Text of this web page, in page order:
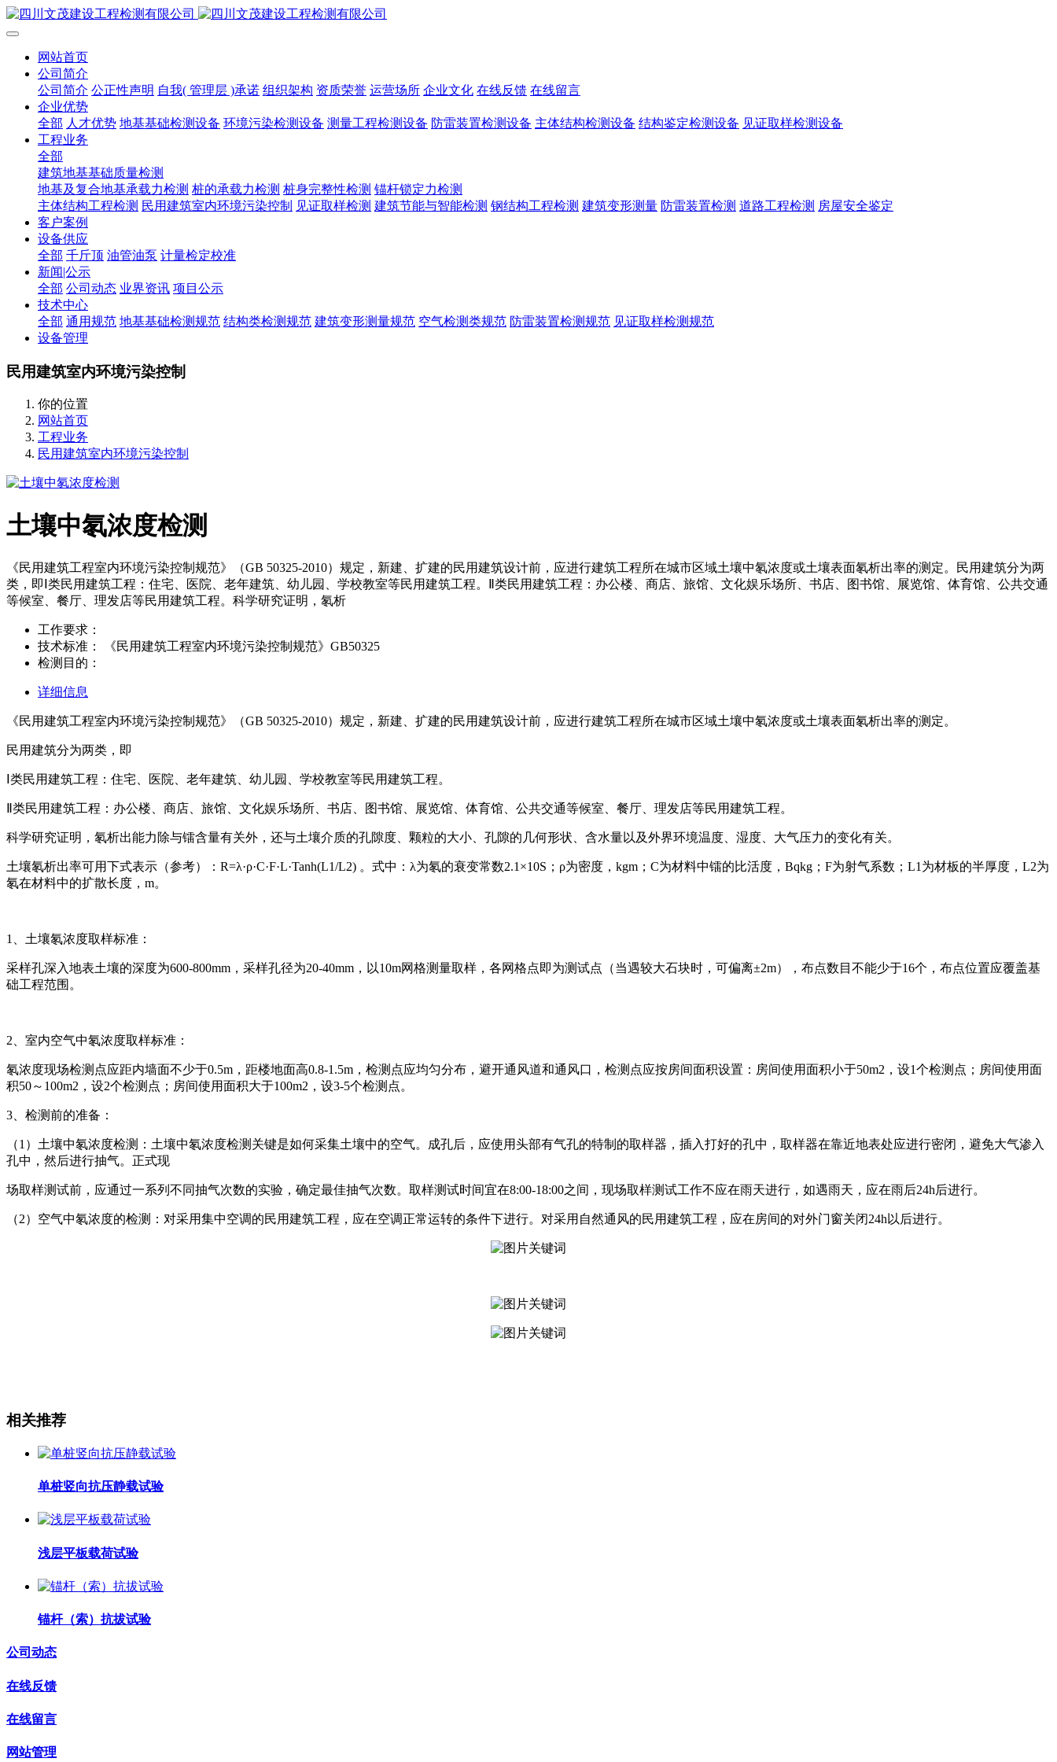
网站首页
公司简介
公司简介 公正性声明 自我( 管理层 )承诺 组织架构 资质荣誉 运营场所 企业文化 在线反馈 在线留言
企业优势
全部 人才优势 地基基础检测设备 环境污染检测设备 测量工程检测设备 防雷装置检测设备 主体结构检测设备 结构鉴定检测设备 见证取样检测设备
工程业务
全部
建筑地基基础质量检测
地基及复合地基承载力检测 桩的承载力检测 桩身完整性检测 锚杆锁定力检测
主体结构工程检测 民用建筑室内环境污染控制 见证取样检测 建筑节能与智能检测 钢结构工程检测 建筑变形测量 防雷装置检测 道路工程检测 房屋安全鉴定
客户案例
设备供应
全部 千斤顶 油管油泵 计量检定校准
新闻|公示
全部 公司动态 业界资讯 项目公示
技术中心
全部 通用规范 地基基础检测规范 结构类检测规范 建筑变形测量规范 空气检测类规范 防雷装置检测规范 见证取样检测规范
设备管理
民用建筑室内环境污染控制
你的位置
网站首页
工程业务
民用建筑室内环境污染控制
土壤中氡浓度检测
《民用建筑工程室内环境污染控制规范》（GB 50325-2010）规定，新建、扩建的民用建筑设计前，应进行建筑工程所在城市区域土壤中氡浓度或土壤表面氡析出率的测定。民用建筑分为两
类，即Ⅰ类民用建筑工程：住宅、医院、老年建筑、幼儿园、学校教室等民用建筑工程。Ⅱ类民用建筑工程：办公楼、商店、旅馆、文化娱乐场所、书店、图书馆、展览馆、体育馆、公共交通
等候室、餐厅、理发店等民用建筑工程。科学研究证明，氡析
工作要求：
技术标准：
《民用建筑工程室内环境污染控制规范》GB50325
检测目的：
详细信息
《民用建筑工程室内环境污染控制规范》（GB 50325-2010）规定，新建、扩建的民用建筑设计前，应进行建筑工程所在城市区域土壤中氡浓度或土壤表面氡析出率的测定。
民用建筑分为两类，即
Ⅰ类民用建筑工程：住宅、医院、老年建筑、幼儿园、学校教室等民用建筑工程。
Ⅱ类民用建筑工程：办公楼、商店、旅馆、文化娱乐场所、书店、图书馆、展览馆、体育馆、公共交通等候室、餐厅、理发店等民用建筑工程。
科学研究证明，氡析出能力除与镭含量有关外，还与土壤介质的孔隙度、颗粒的大小、孔隙的几何形状、含水量以及外界环境温度、湿度、大气压力的变化有关。
土壤氡析出率可用下式表示（参考）：R=λ·ρ·C·F·L·Tanh(L1/L2) 。式中：λ为氡的衰变常数2.1×10S；ρ为密度，kgm；C为材料中镭的比活度，Bqkg；F为射气系数；L1为材板的半厚度，L2为
氡在材料中的扩散长度，m。
1、土壤氡浓度取样标准：
采样孔深入地表土壤的深度为600-800mm，采样孔径为20-40mm，以10m网格测量取样，各网格点即为测试点（当遇较大石块时，可偏离±2m），布点数目不能少于16个，布点位置应覆盖基
础工程范围。
2、室内空气中氡浓度取样标准：
氡浓度现场检测点应距内墙面不少于0.5m，距楼地面高0.8-1.5m，检测点应均匀分布，避开通风道和通风口，检测点应按房间面积设置：房间使用面积小于50m2，设1个检测点；房间使用面
积50～100m2，设2个检测点；房间使用面积大于100m2，设3-5个检测点。
3、检测前的准备：
（1）土壤中氡浓度检测：土壤中氡浓度检测关键是如何采集土壤中的空气。成孔后，应使用头部有气孔的特制的取样器，插入打好的孔中，取样器在靠近地表处应进行密闭，避免大气渗入
孔中，然后进行抽气。正式现
场取样测试前，应通过一系列不同抽气次数的实验，确定最佳抽气次数。取样测试时间宜在8:00-18:00之间，现场取样测试工作不应在雨天进行，如遇雨天，应在雨后24h后进行。
（2）空气中氡浓度的检测：对采用集中空调的民用建筑工程，应在空调正常运转的条件下进行。对采用自然通风的民用建筑工程，应在房间的对外门窗关闭24h以后进行。
相关推荐
单桩竖向抗压静载试验
浅层平板载荷试验
锚杆（索）抗拔试验
公司动态
在线反馈
在线留言
网站管理